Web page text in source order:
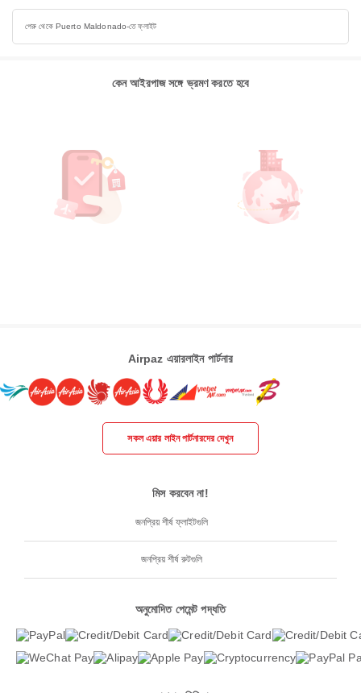
পেরু থেকে Puerto Maldonado-তে ফ্লাইট
কেন আইরপাজ সঙ্গে ভ্রমণ করতে হবে
Airpaz এয়ারলাইন পার্টনার
সকল এয়ার লাইন পার্টনারদের দেখুন
মিস করবেন না!
জনপ্রিয় শীর্ষ ফ্লাইটগুলি
জনপ্রিয় শীর্ষ রুটগুলি
অনুমোদিত পেমেন্ট পদ্ধতি